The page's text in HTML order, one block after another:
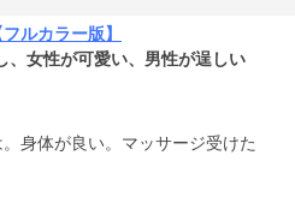
ルカラー版】
、女性が可愛い、男性が逞しい
身体が良い。マッサージ受けた